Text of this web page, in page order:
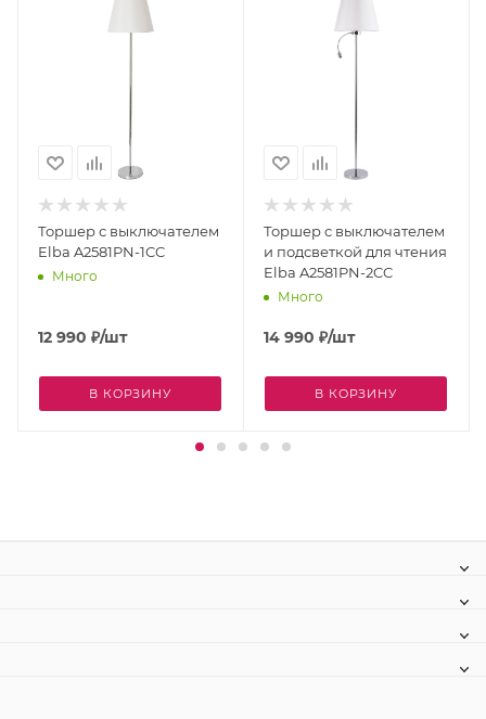
Торшер с выключателем
Elba A2581PN-1CC
Много
12 990 ₽/шт
В КОРЗИНУ
Торшер с выключателем
и подсветкой для чтения
Elba A2581PN-2CC
Много
14 990 ₽/шт
В КОРЗИНУ